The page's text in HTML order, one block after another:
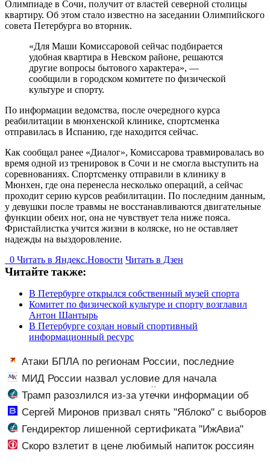
Олимпиаде в Сочи, получит от властей северной столицы
квартиру. Об этом стало известно на заседании Олимпийского
совета Петербурга во вторник.
«Для Маши Комиссаровой сейчас подбирается
удобная квартира в Невском районе, решаются
другие вопросы бытового характера», —
сообщили в городском комитете по физической
культуре и спорту.
По информации ведомства, после очередного курса
реабилитации в мюнхенской клинике, спортсменка
отправилась в Испанию, где находится сейчас.
Как сообщал ранее «Диалог», Комиссарова травмировалась во
время одной из тренировок в Сочи и не смогла выступить на
соревнованиях. Спортсменку отправили в клинику в
Мюнхен, где она перенесла несколько операций, а сейчас
проходит серию курсов реабилитации. По последним данным,
у девушки после травмы не восстанавливаются двигательные
функции обеих ног, она не чувствует тела ниже пояса.
Фристайлистка учится жизни в коляске, но не оставляет
надежды на выздоровление.
0 Читать в Яндекс.Новости Читать в Дзен
Читайте также:
В Петербурге открылся собственный музей спорта
Комитет по физической культуре и спорту возглавил
Антон Шантырь
В Петербурге создан новый спортивный
информационный ресурс
Атаки БПЛА по регионам России, последние
новости на 7 августа 2026: последствия, атаки на
склады Wildberries, состояние пострадавших
МИД России назвал условие для начала
переговоров о мире с Украиной
Трамп разозлился из-за утечки информации об
истощении запасов боеприпасов
Сергей Миронов призвал снять "Яблоко" с выборов
- Новости на Вести.ru
Гендиректор лишенной сертификата "ИжАвиа"
заявил об увольнении
Скоро взлетит в цене любимый напиток россиян